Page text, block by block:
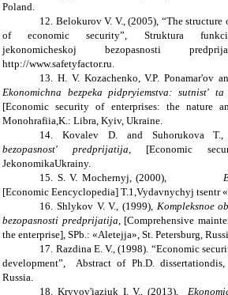
Poland.
12. Belokurov V. V., (2005), “The
of economic security”, Struktura
jekonomicheskoj bezopasnosti
http://www.safetyfactor.ru.
13. H. V. Kozachenko, V.P. Ponamar'ov
Ekonomichna bezpeka pidpryiemstva: sutnist' ta
[Economic security of enterprises: the nature
Monohrafiia,K.: Libra, Kyiv, Ukraine.
14. Kovalev D. and Suhorukova
bezopasnost' predprijatija, [Economic
JekonomikaUkrainy.
15. S. V. Mochernyj, (2000),
[Economic Eencyclopedia] T.1,Vydavnychyj tsentr
16. Shlykov V. V., (1999), Kompleksnoe
bezopasnosti predprijatija, [Comprehensive
the enterprise], SPb.: «Aletejja», St. Petersburg,
17. Razdina E. V., (1998). “Economic
development”, Abstract of Ph.D.
Russia.
18. Kryvov'iaziuk I. V., (2013),